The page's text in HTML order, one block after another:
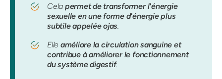
Cela permet de transformer l'énergie
sexuelle en une forme d'énergie plus
subtile appelée ojas.
Elle améliore la circulation sanguine et
contribue à améliorer le fonctionnement
du système digestif.